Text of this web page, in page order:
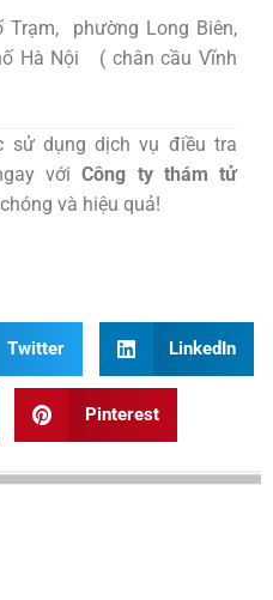
Trạm, phường Long Biên,
Hà Nội ( chân cầu Vĩnh
sử dụng dịch vụ điều tra
vớiCông ty thám tử
và hiệu quả!
Twitter LinkedIn
Pinterest